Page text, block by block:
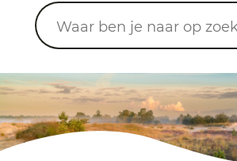
Waar ben je naar op zoek?